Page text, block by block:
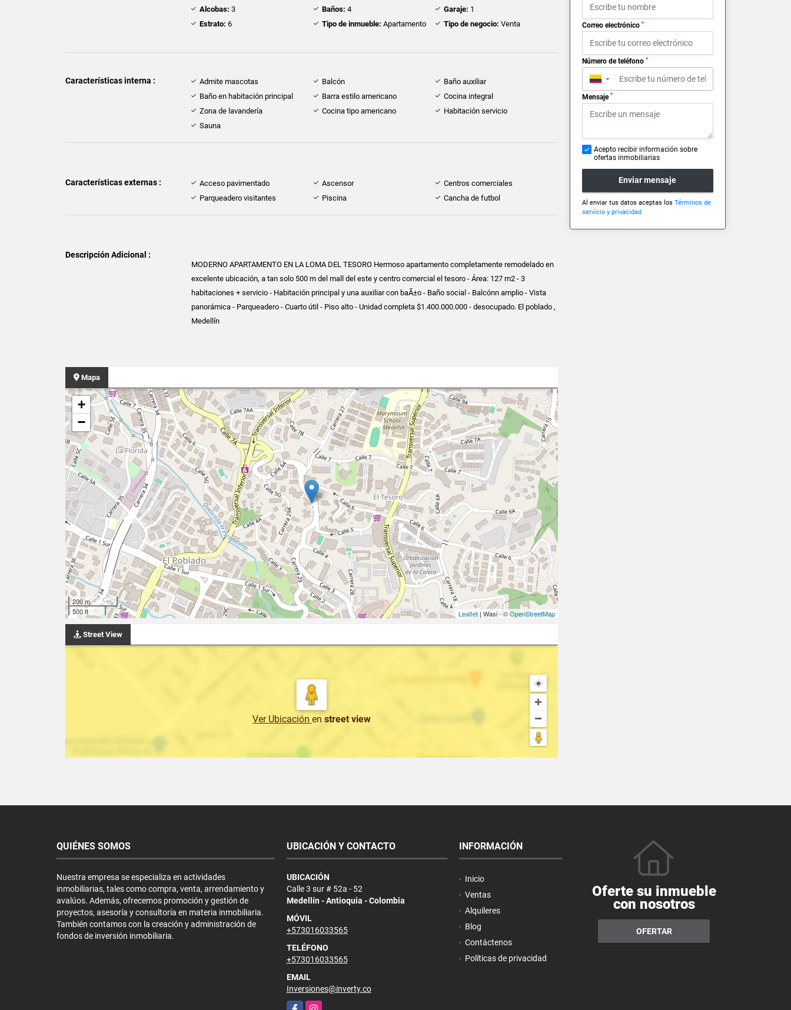
Alcobas: 3 Baños: 4 Garaje: 1
Estrato: 6 Tipo de inmueble: Apartamento Tipo de negocio: Venta
Características interna : Admite mascotas Balcón
Baño auxiliar
Baño en habitación principal
Barra estilo americano
Cocina integral
Zona de lavandería
Cocina tipo americano
Habitación servicio
Sauna
Características externas : Acceso pavimentado Ascensor
Centros comerciales
Parqueadero visitantes
Piscina Cancha de futbol
Descripción Adicional :
MODERNO APARTAMENTO EN LA LOMA DEL TESORO Hermoso apartamento completamente remodelado en
excelente ubicación, a tan solo 500 m del mall del este y centro comercial el tesoro - Área: 127 m2 - 3
habitaciones + servicio - Habitación principal y una auxiliar con baÃ±o - Baño social - Balcónn amplio - Vista
panorámica - Parqueadero - Cuarto útil - Piso alto - Unidad completa $1.400.000.000 - desocupado. El poblado ,
Medellín
Mapa
+
−
200 m
500 ft
Leaflet| Wasi - ©OpenStreetMap
Street View
Ver Ubicación en street view
Correo electrónico *
Número de teléfono *
▼
Mensaje *
Acepto recibir información sobre
ofertas inmobiliarias
Enviar mensaje
Al enviar tus datos aceptas los Términos de
servicio y privacidad
QUIÉNES SOMOS
Nuestra empresa se especializa en actividades
inmobiliarias, tales como compra, venta, arrendamiento y
avalúos. Además, ofrecemos promoción y gestión de
proyectos, asesoría y consultoría en materia inmobiliaria.
También contamos con la creación y administración de
fondos de inversión inmobiliaria.
UBICACIÓN Y CONTACTO
UBICACIÓN
Calle 3 sur # 52a - 52
Medellín - Antioquia - Colombia
MÓVIL
+573016033565
TELÉFONO
+573016033565
EMAIL
Inversiones@inverty.co
FacebookInstagram
INFORMACIÓN
Inicio
Ventas
Alquileres
Blog
Contáctenos
Políticas de privacidad
Oferte su inmueble
con nosotros
OFERTAR